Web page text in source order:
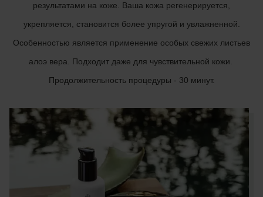
результатами на коже. Ваша кожа регенерируется,
укрепляется, становится более упругой и увлажненной.
Особенностью является применение особых свежих листьев
алоэ вера. Подходит даже для чувствительной кожи.
Продолжительность процедуры - 30 минут.